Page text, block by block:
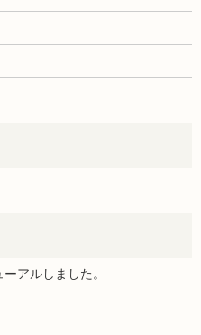
アルしました。